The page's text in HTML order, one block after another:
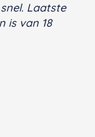
Laatste
is van 18